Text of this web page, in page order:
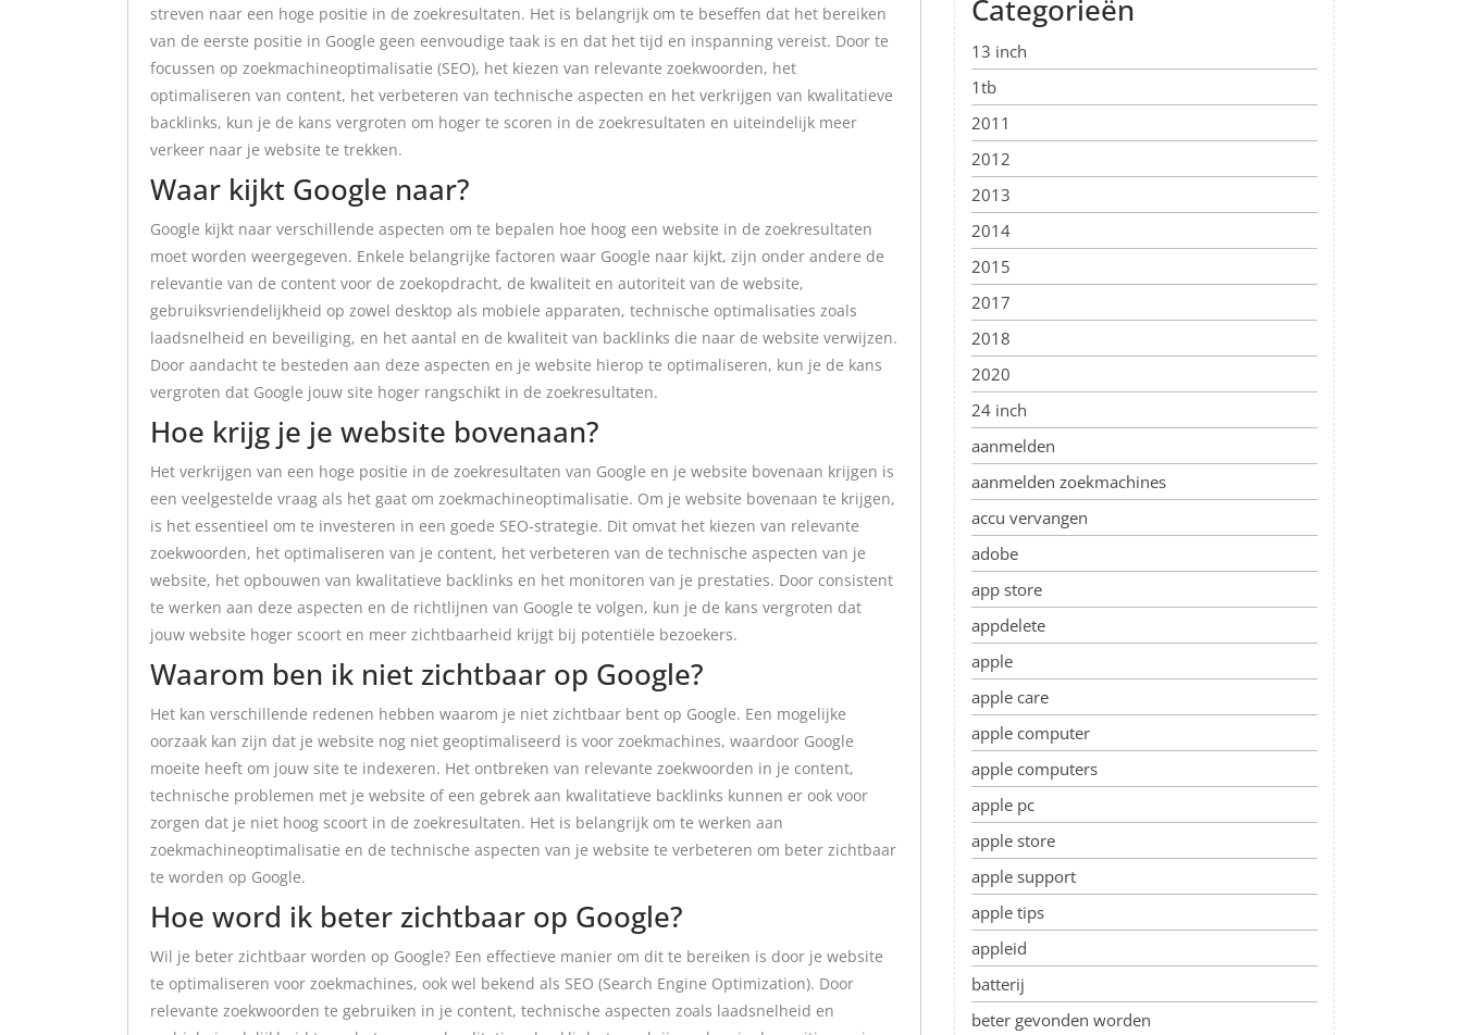
streven naar een hoge positie in de zoekresultaten. Het is belangrijk om te beseffen dat het bereiken
van de eerste positie in Google geen eenvoudige taak is en dat het tijd en inspanning vereist. Door te
focussen op zoekmachineoptimalisatie (SEO), het kiezen van relevante zoekwoorden, het
optimaliseren van content, het verbeteren van technische aspecten en het verkrijgen van kwalitatieve
backlinks, kun je de kans vergroten om hoger te scoren in de zoekresultaten en uiteindelijk meer
verkeer naar je website te trekken.
Waar kijkt Google naar?
Google kijkt naar verschillende aspecten om te bepalen hoe hoog een website in de zoekresultaten
moet worden weergegeven. Enkele belangrijke factoren waar Google naar kijkt, zijn onder andere de
relevantie van de content voor de zoekopdracht, de kwaliteit en autoriteit van de website,
gebruiksvriendelijkheid op zowel desktop als mobiele apparaten, technische optimalisaties zoals
laadsnelheid en beveiliging, en het aantal en de kwaliteit van backlinks die naar de website verwijzen.
Door aandacht te besteden aan deze aspecten en je website hierop te optimaliseren, kun je de kans
vergroten dat Google jouw site hoger rangschikt in de zoekresultaten.
Hoe krijg je je website bovenaan?
Het verkrijgen van een hoge positie in de zoekresultaten van Google en je website bovenaan krijgen is
een veelgestelde vraag als het gaat om zoekmachineoptimalisatie. Om je website bovenaan te krijgen,
is het essentieel om te investeren in een goede SEO-strategie. Dit omvat het kiezen van relevante
zoekwoorden, het optimaliseren van je content, het verbeteren van de technische aspecten van je
website, het opbouwen van kwalitatieve backlinks en het monitoren van je prestaties. Door consistent
te werken aan deze aspecten en de richtlijnen van Google te volgen, kun je de kans vergroten dat
jouw website hoger scoort en meer zichtbaarheid krijgt bij potentiële bezoekers.
Waarom ben ik niet zichtbaar op Google?
Het kan verschillende redenen hebben waarom je niet zichtbaar bent op Google. Een mogelijke
oorzaak kan zijn dat je website nog niet geoptimaliseerd is voor zoekmachines, waardoor Google
moeite heeft om jouw site te indexeren. Het ontbreken van relevante zoekwoorden in je content,
technische problemen met je website of een gebrek aan kwalitatieve backlinks kunnen er ook voor
zorgen dat je niet hoog scoort in de zoekresultaten. Het is belangrijk om te werken aan
zoekmachineoptimalisatie en de technische aspecten van je website te verbeteren om beter zichtbaar
te worden op Google.
Hoe word ik beter zichtbaar op Google?
Wil je beter zichtbaar worden op Google? Een effectieve manier om dit te bereiken is door je website
te optimaliseren voor zoekmachines, ook wel bekend als SEO (Search Engine Optimization). Door
relevante zoekwoorden te gebruiken in je content, technische aspecten zoals laadsnelheid en
Categorieën
13 inch
1tb
2011
2012
2013
2014
2015
2017
2018
2020
24 inch
aanmelden
aanmelden zoekmachines
accu vervangen
adobe
app store
appdelete
apple
apple care
apple computer
apple computers
apple pc
apple store
apple support
apple tips
appleid
batterij
beter gevonden worden